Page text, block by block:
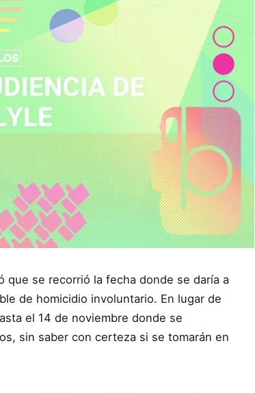
que se recorrió la fecha donde se daría a
de homicidio involuntario. En lugar de
el 14 de noviembre donde se
sin saber con certeza si se tomarán en